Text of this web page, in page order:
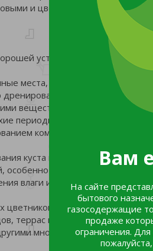
Вам
На сайте
бытового
газосодержащие
продаже
ограничения.
и цветочными нотами, что
устойчивостью к болезням
места, но может расти в
с нейтральной или
веществами почвы.
периоды, избегая застоя воды.
комплексных удобрений в
куста и удаления увядших
в период цветения, с
влаги и предотвращения роста
цветников, бордюров и
террас и балконов, а также для
многолетниками и